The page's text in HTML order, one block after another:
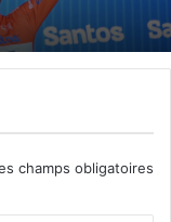
champs obligatoires